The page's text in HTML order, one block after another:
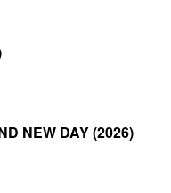
NEW DAY (2026)